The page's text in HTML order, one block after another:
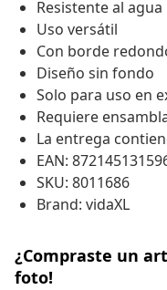
Resistente al agua
Uso versátil
Con borde
Diseño sin fondo
Solo para uso en
Requiere
La entrega
EAN:
SKU: 8011686
Brand: vidaXL
¿Compraste un
foto!